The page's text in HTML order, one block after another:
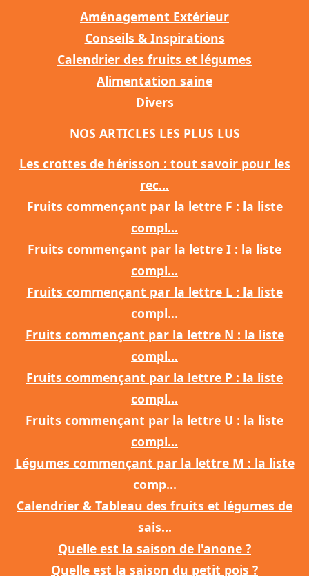
Aménagement Extérieur
Conseils & Inspirations
Calendrier des fruits et légumes
Alimentation saine
Divers
NOS ARTICLES LES PLUS LUS
Les crottes de hérisson : tout savoir pour les
rec...
Fruits commençant par la lettre F : la liste
compl...
Fruits commençant par la lettre I : la liste
compl...
Fruits commençant par la lettre L : la liste
compl...
Fruits commençant par la lettre N : la liste
compl...
Fruits commençant par la lettre P : la liste
compl...
Fruits commençant par la lettre U : la liste
compl...
Légumes commençant par la lettre M : la liste
comp...
Calendrier & Tableau des fruits et légumes de
sais...
Quelle est la saison de l'anone ?
Quelle est la saison du petit pois ?